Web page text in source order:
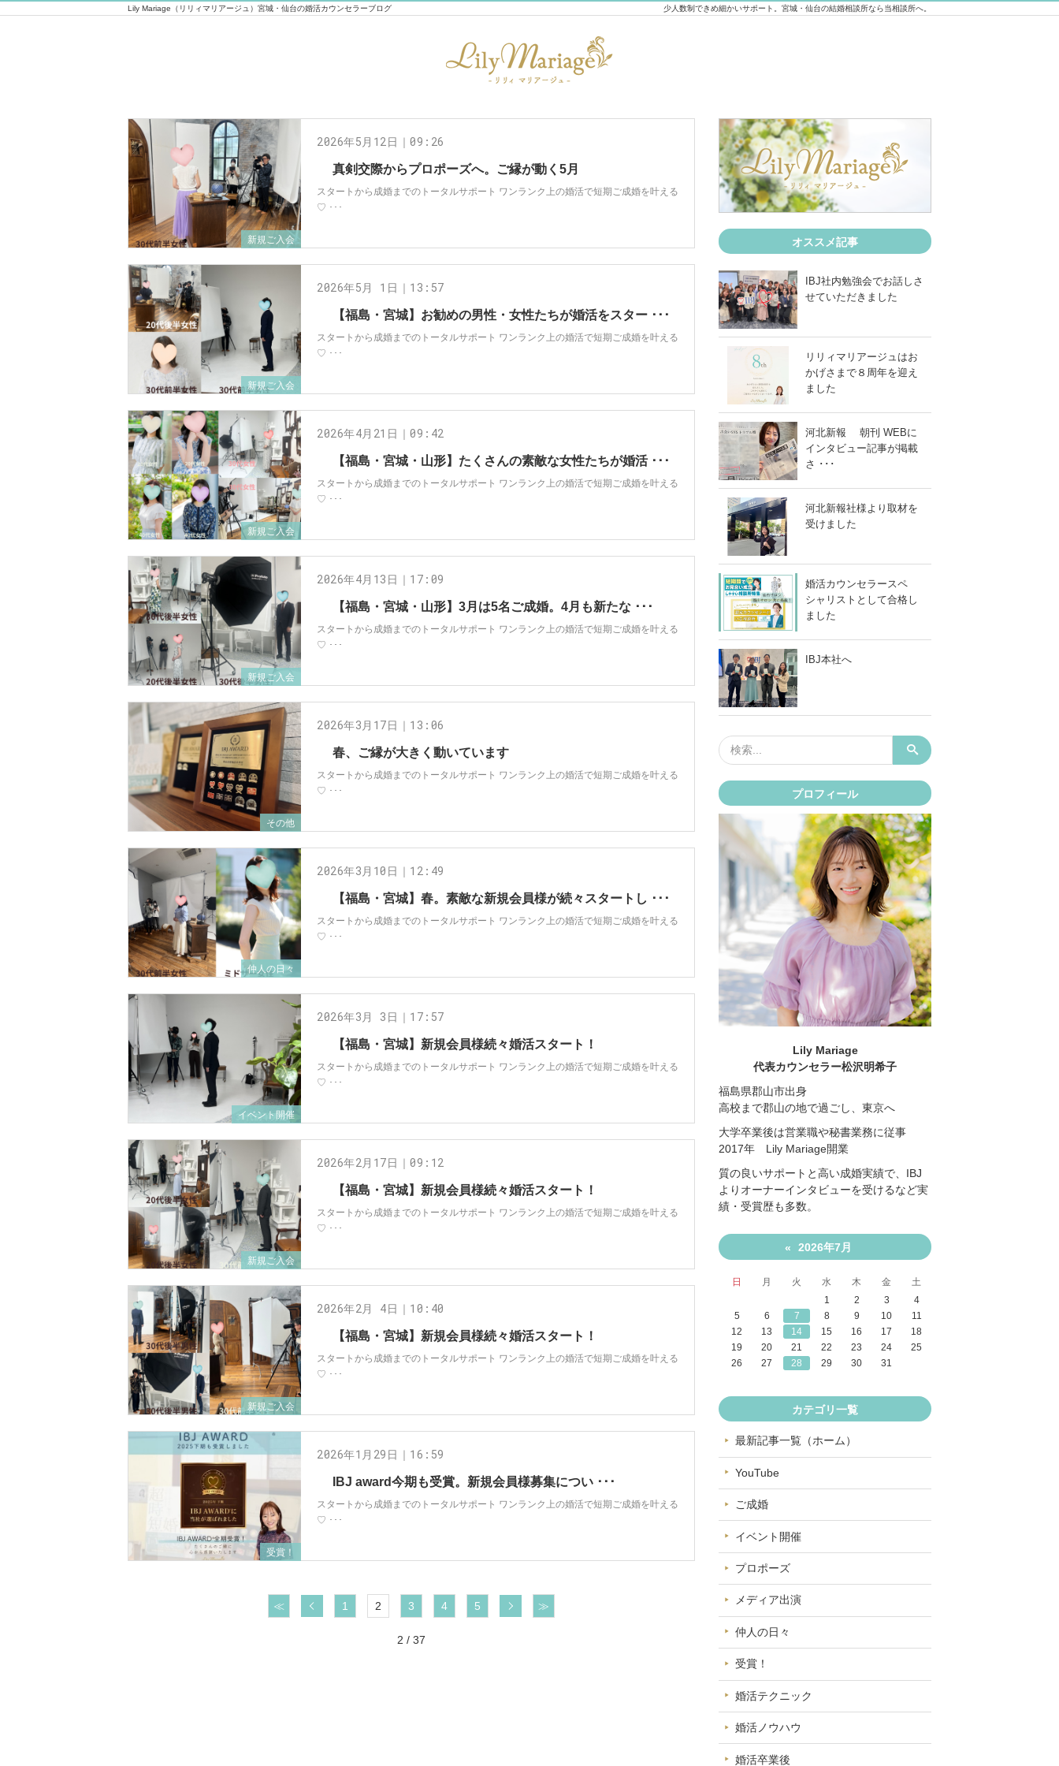
少人数制できめ細かいサポート。宮城・仙台の結婚相談所なら当相談所へ。
Lily Mariage（リリィマリアージュ）宮城・仙台の婚活カウンセラーブログ
新規ご入会
真剣交際からプロポーズへ。ご縁が動く5月
2026年5月12日｜09:26
スタートから成婚までのトータルサポート ワンランク上の婚活で短期ご成婚を叶える
♡ ･･･
新規ご入会
【福島・宮城】お勧めの男性・女性たちが婚活をスター ･･･
2026年5月 1日｜13:57
スタートから成婚までのトータルサポート ワンランク上の婚活で短期ご成婚を叶える
♡ ･･･
新規ご入会
【福島・宮城・山形】たくさんの素敵な女性たちが婚活 ･･･
2026年4月21日｜09:42
スタートから成婚までのトータルサポート ワンランク上の婚活で短期ご成婚を叶える
♡ ･･･
新規ご入会
【福島・宮城・山形】3月は5名ご成婚。4月も新たな ･･･
2026年4月13日｜17:09
スタートから成婚までのトータルサポート ワンランク上の婚活で短期ご成婚を叶える
♡ ･･･
その他
春、ご縁が大きく動いています
2026年3月17日｜13:06
スタートから成婚までのトータルサポート ワンランク上の婚活で短期ご成婚を叶える
♡ ･･･
仲人の日々
【福島・宮城】春。素敵な新規会員様が続々スタートし ･･･
2026年3月10日｜12:49
スタートから成婚までのトータルサポート ワンランク上の婚活で短期ご成婚を叶える
♡ ･･･
イベント開催
【福島・宮城】新規会員様続々婚活スタート！
2026年3月 3日｜17:57
スタートから成婚までのトータルサポート ワンランク上の婚活で短期ご成婚を叶える
♡ ･･･
新規ご入会
【福島・宮城】新規会員様続々婚活スタート！
2026年2月17日｜09:12
スタートから成婚までのトータルサポート ワンランク上の婚活で短期ご成婚を叶える
♡ ･･･
新規ご入会
【福島・宮城】新規会員様続々婚活スタート！
2026年2月 4日｜10:40
スタートから成婚までのトータルサポート ワンランク上の婚活で短期ご成婚を叶える
♡ ･･･
受賞！
IBJ award今期も受賞。新規会員様募集につい ･･･
2026年1月29日｜16:59
スタートから成婚までのトータルサポート ワンランク上の婚活で短期ご成婚を叶える
♡ ･･･
≪前へ 1 2 3 4 5 次へ≫
2 / 37
オススメ記事
IBJ社内勉強会でお話しさ
せていただきました
リリィマリアージュはお
かげさまで８周年を迎え
ました
河北新報 朝刊 WEBに
インタビュー記事が掲載
さ ･･･
河北新報社様より取材を
受けました
婚活カウンセラースペ
シャリストとして合格し
ました
IBJ本社へ
プロフィール
Lily Mariage
代表カウンセラー松沢明希子
福島県郡山市出身
高校まで郡山の地で過ごし、東京へ
大学卒業後は営業職や秘書業務に従事
2017年 Lily Mariage開業
質の良いサポートと高い成婚実績で、IBJ
よりオーナーインタビューを受けるなど実
績・受賞歴も多数。
« 2026年7月
日 月 火 水 木 金
土
1
2 3
4
5
6 7 8 9 10
11
12
13 14 15 16 17
18
19
20 21 22 23 24
25
26
27 28 29 30 31
カテゴリ一覧
最新記事一覧（ホーム）
YouTube
ご成婚
イベント開催
プロポーズ
メディア出演
仲人の日々
受賞！
婚活テクニック
婚活ノウハウ
婚活卒業後